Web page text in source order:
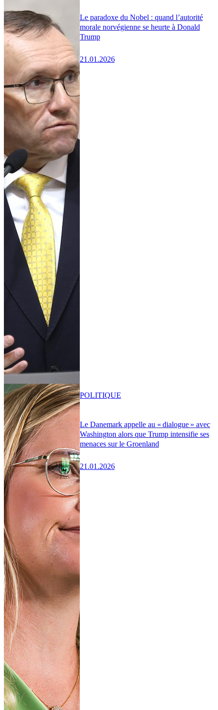
Le paradoxe du Nobel : quand l’autorité
morale norvégienne se heurte à Donald
Trump
21.01.2026
Le Danemark appelle au « dialogue » avec
Washington alors que Trump intensifie ses
menaces sur le Groenland
21.01.2026
POLITIQUE